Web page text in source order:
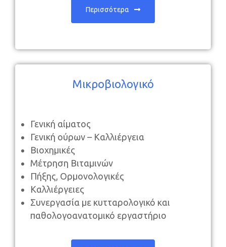
Περισσότερα
Μικροβιολογικό
Γενική αίματος
Γενική ούρων – Καλλιέργεια
Βιοχημικές
Μέτρηση Βιταμινών
Πήξης, Ορμονολογικές
Καλλιέργειες
Συνεργασία με κυτταρολογικό και
παθολογοανατομικό εργαστήριο